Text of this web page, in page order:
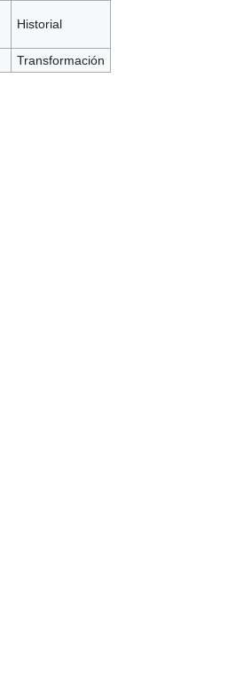
Historial
Transformación